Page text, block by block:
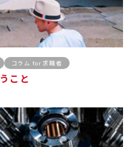
コラム for 求職者
こと